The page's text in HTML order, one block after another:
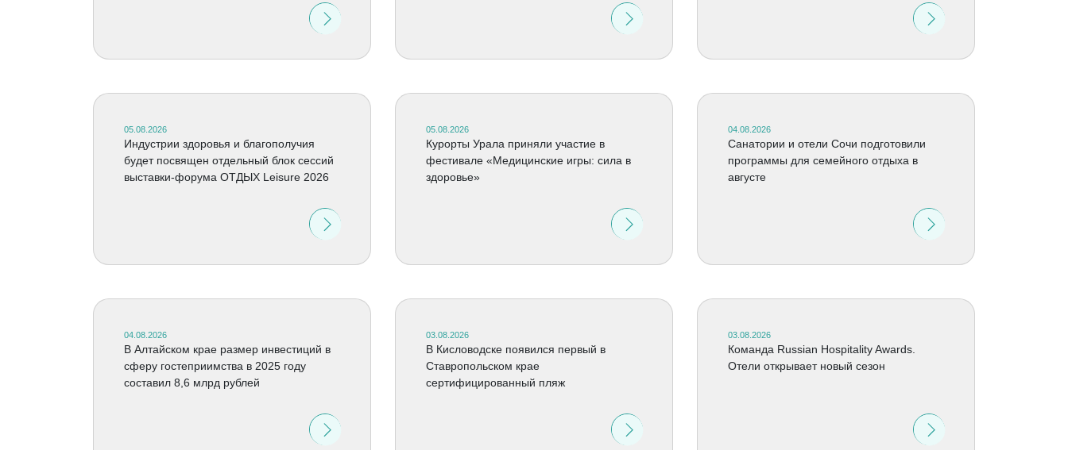
05.08.2026
Индустрии здоровья и благополучия
будет посвящен отдельный блок сессий
выставки-форума ОТДЫХ Leisure 2026
05.08.2026
Курорты Урала приняли участие в
фестивале «Медицинские игры: сила в
здоровье»
04.08.2026
Санатории и отели Сочи подготовили
программы для семейного отдыха в
августе
04.08.2026
В Алтайском крае размер инвестиций в
сферу гостеприимства в 2025 году
составил 8,6 млрд рублей
03.08.2026
В Кисловодске появился первый в
Ставропольском крае
сертифицированный пляж
03.08.2026
Команда Russian Hospitality Awards.
Отели открывает новый сезон